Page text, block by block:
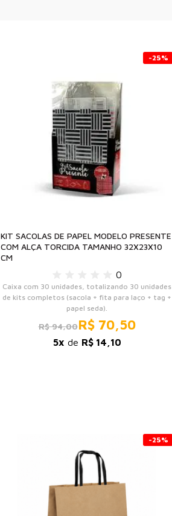
-25%
KIT SACOLAS DE PAPEL MODELO PRESENTE
COM ALÇA TORCIDA TAMANHO 32X23X10
CM
0
Caixa com 30 unidades, totalizando 30 unidades
de kits completos (sacola + fita para laço + tag +
papel seda).
R$ 94,00R$ 70,50
5x de R$ 14,10
-25%